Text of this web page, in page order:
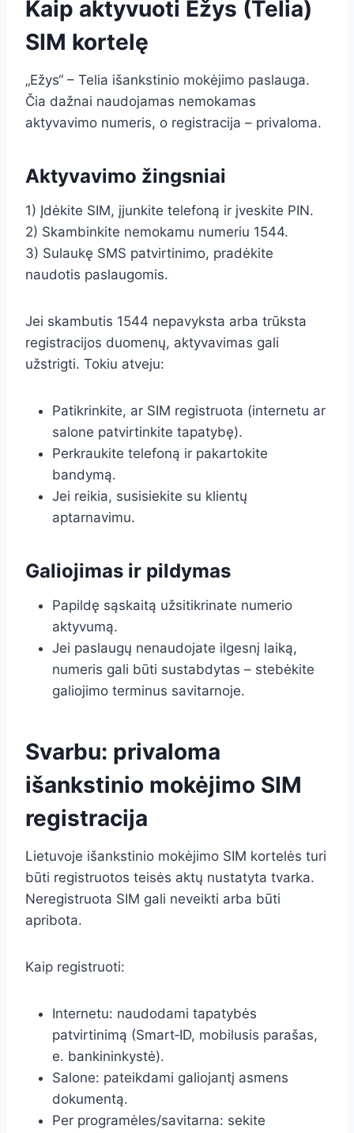
Kaip aktyvuoti Ežys (Telia)
SIM kortelę
„Ežys“ – Telia išankstinio mokėjimo paslauga.
Čia dažnai naudojamas nemokamas
aktyvavimo numeris, o registracija – privaloma.
Aktyvavimo žingsniai
1) Įdėkite SIM, įjunkite telefoną ir įveskite PIN.
2) Skambinkite nemokamu numeriu 1544.
3) Sulaukę SMS patvirtinimo, pradėkite
naudotis paslaugomis.
Jei skambutis 1544 nepavyksta arba trūksta
registracijos duomenų, aktyvavimas gali
užstrigti. Tokiu atveju:
Patikrinkite, ar SIM registruota (internetu ar
salone patvirtinkite tapatybę).
Perkraukite telefoną ir pakartokite
bandymą.
Jei reikia, susisiekite su klientų
aptarnavimu.
Galiojimas ir pildymas
Papildę sąskaitą užsitikrinate numerio
aktyvumą.
Jei paslaugų nenaudojate ilgesnį laiką,
numeris gali būti sustabdytas – stebėkite
galiojimo terminus savitarnoje.
Svarbu: privaloma
išankstinio mokėjimo SIM
registracija
Lietuvoje išankstinio mokėjimo SIM kortelės turi
būti registruotos teisės aktų nustatyta tvarka.
Neregistruota SIM gali neveikti arba būti
apribota.
Kaip registruoti:
Internetu: naudodami tapatybės
patvirtinimą (Smart‑ID, mobilusis parašas,
e. bankininkystė).
Salone: pateikdami galiojantį asmens
dokumentą.
Per programėles/savitarna: sekite